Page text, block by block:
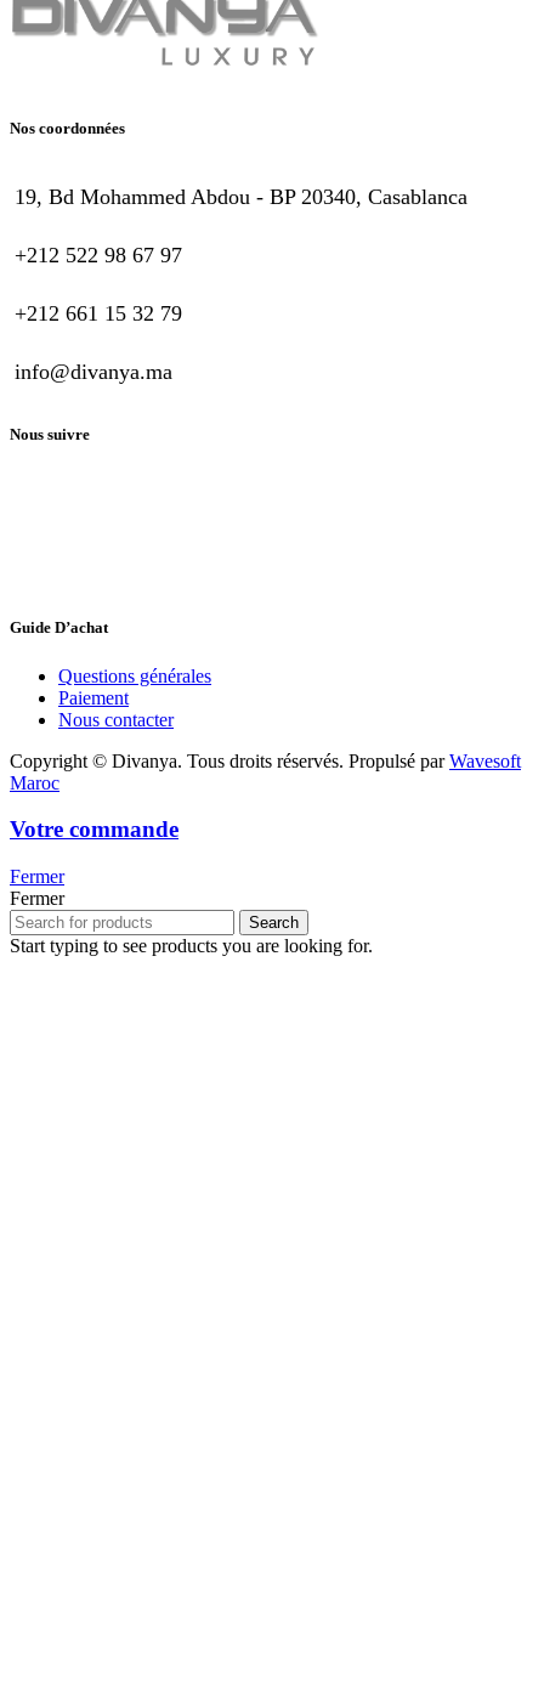
Nos coordonnées
19, Bd Mohammed Abdou - BP 20340, Casablanca
+212 522 98 67 97
+212 661 15 32 79
info@divanya.ma
Nous suivre
Guide D’achat
Questions générales
Paiement
Nous contacter
Copyright © Divanya. Tous droits réservés. Propulsé parWavesoft
Maroc
Votre commande
Fermer
Fermer
Search
Start typing to see products you are looking for.